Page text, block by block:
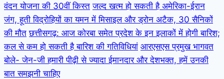
वंदन योजना की 30वीं किस्त जल्द खत्म हो सकती है अमेरिका-ईरान
जंग, हूती विद्रोहियों का यमन में मिसाइल और ड्रोन अटैक, 30 सैनिकों
की मौत छत्तीसगढ़: आज कोरबा समेत प्रदेश के इन इलाकों में होगी बारिश;
कल से कम हो सकती है बारिश की गतिविधियां आरएसएस प्रमुख भागवत
बोले- जेन-जी हमारी पीढ़ी से ज्यादा ईमानदार और देशभक्त, हमें उनकी
बात समझनी चाहिए